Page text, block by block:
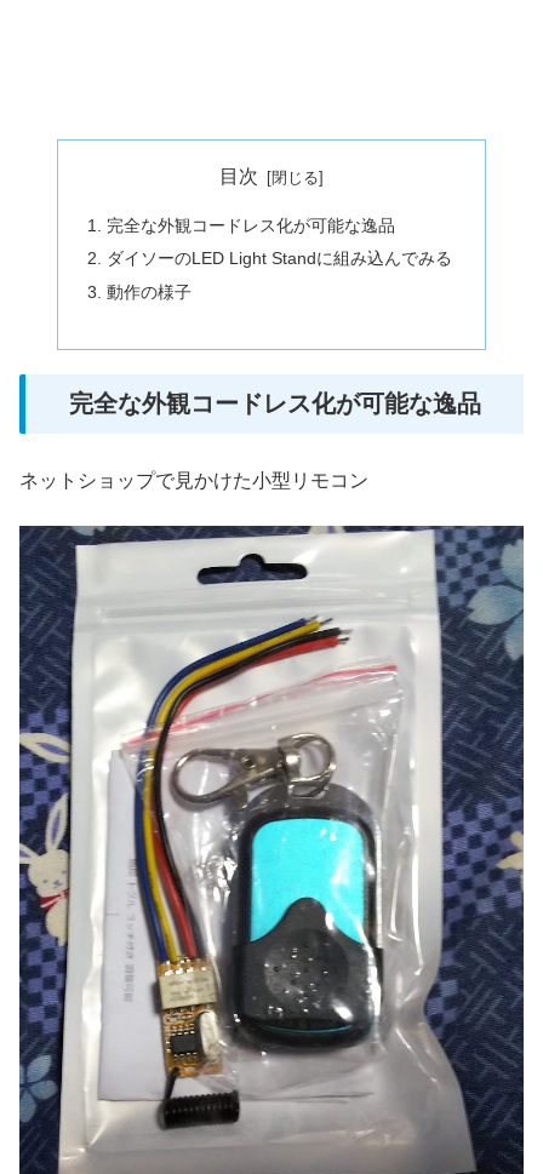
目次
完全な外観コードレス化が可能な逸品
ダイソーのLED Light Standに組み込んでみる
動作の様子
完全な外観コードレス化が可能な逸品
ネットショップで見かけた小型リモコン